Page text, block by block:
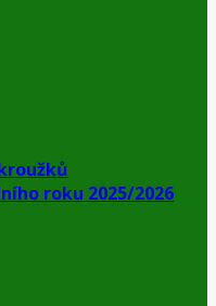
roku 2025/2026